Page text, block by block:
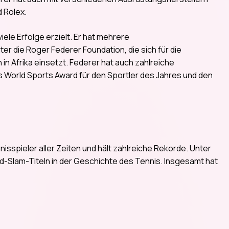
Rolex.
Erfolge erzielt. Er hat mehrere
die Roger Federer Foundation, die sich für die
Afrika einsetzt. Federer hat auch zahlreiche
Sports Award für den Sportler des Jahres und den
aller Zeiten und hält zahlreiche Rekorde. Unter
Slam-Titeln in der Geschichte des Tennis. Insgesamt hat